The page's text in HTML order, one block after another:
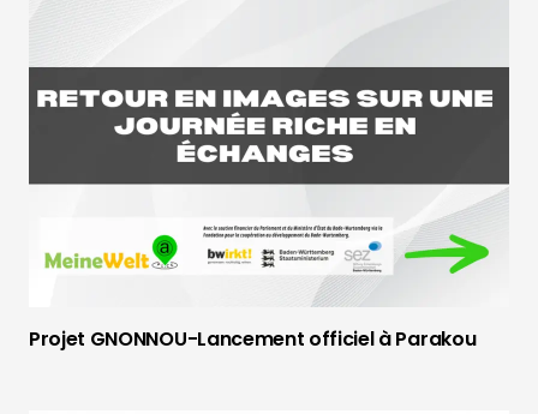
Projet GNONNOU-Lancement officiel à Parakou